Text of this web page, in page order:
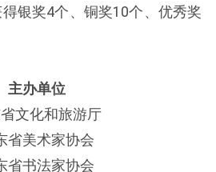
银奖4个、铜奖10个、优秀奖
主办单位
文化和旅游厅
省美术家协会
省书法家协会